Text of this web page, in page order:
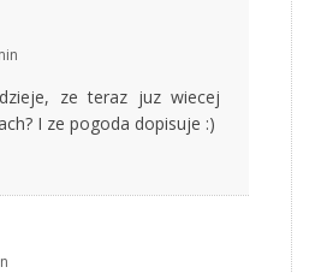
ze teraz juz wiecej
I ze pogoda dopisuje :)